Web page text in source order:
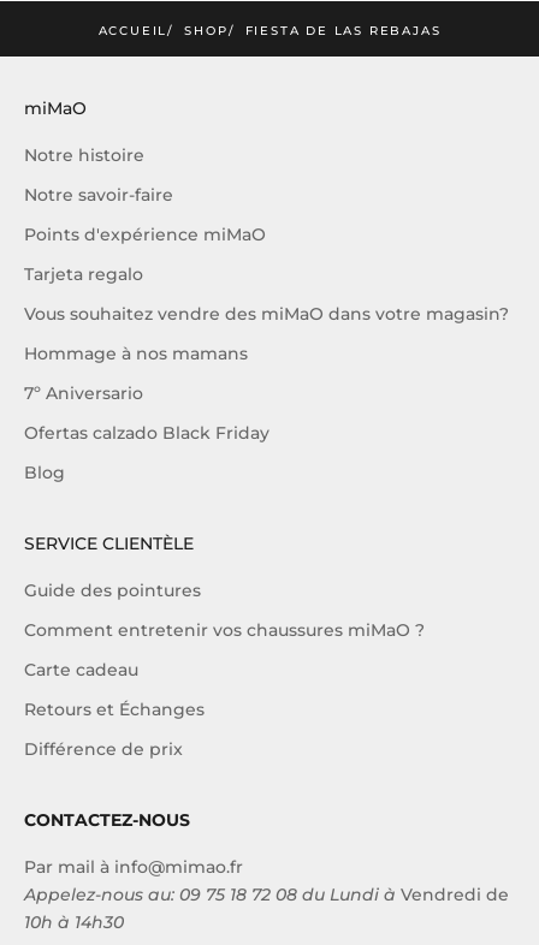
ACCUEIL SHOP FIESTA DE LAS REBAJAS
miMaO
Notre histoire
Notre savoir-faire
Points d'expérience miMaO
Tarjeta regalo
Vous souhaitez vendre des miMaO dans votre magasin?
Hommage à nos mamans
7º Aniversario
Ofertas calzado Black Friday
Blog
SERVICE CLIENTÈLE
Guide des pointures
Comment entretenir vos chaussures miMaO ?
Carte cadeau
Retours et Échanges
Différence de prix
CONTACTEZ-NOUS
Par mail à info@mimao.fr
Appelez-nous au: 09 75 18 72 08 du Lundi à Vendredi de
10h à 14h30